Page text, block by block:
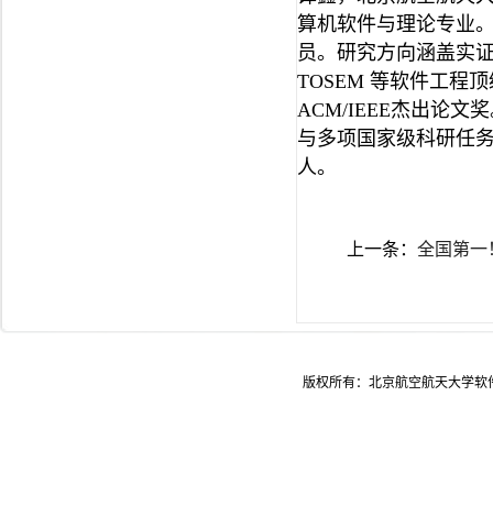
算机软件与理论专业
员。研究方向涵盖实
TOSEM 等软件工程
ACM/IEEE杰出论文
与多项国家级科研任
人。
上一条： 全国第一
版权所有：北京航空航天大